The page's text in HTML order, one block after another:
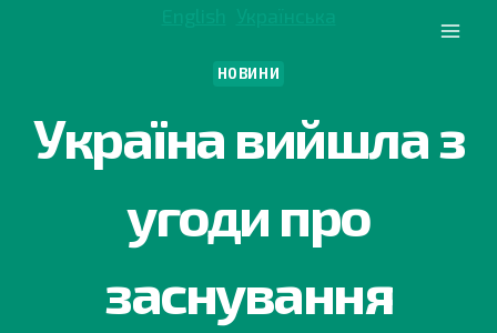
НОВИНИ
Україна вийшла з
угоди про
заснування